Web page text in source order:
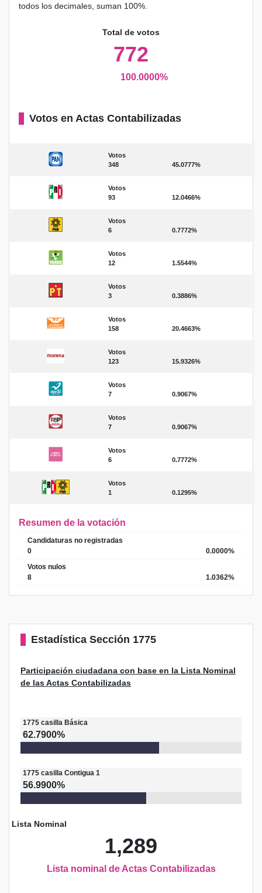
todos los decimales, suman 100%.
Total de votos
772
100.0000%
Votos en Actas Contabilizadas
Votos
348
45.0777%
Votos
93
12.0466%
Votos
6
0.7772%
Votos
12
1.5544%
Votos
3
0.3886%
Votos
158
20.4663%
Votos
123
15.9326%
Votos
7
0.9067%
Votos
7
0.9067%
Votos
6
0.7772%
Votos
1
0.1295%
Resumen de la votación
Candidaturas no registradas
0
0.0000%
Votos nulos
8
1.0362%
Estadística Sección 1775
Participación ciudadana con base en la Lista Nominal
de las Actas Contabilizadas
1775 casilla Básica
62.7900%
1775 casilla Contigua 1
56.9900%
Lista Nominal
1,289
Lista nominal de Actas Contabilizadas